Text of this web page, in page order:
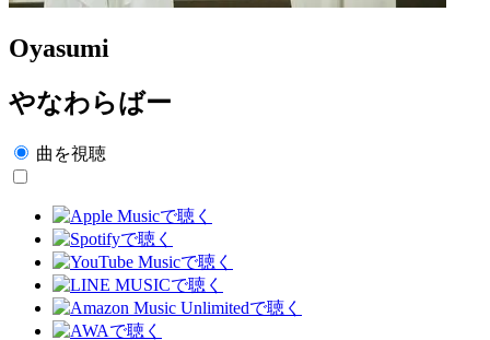
Oyasumi
やなわらばー
曲を視聴